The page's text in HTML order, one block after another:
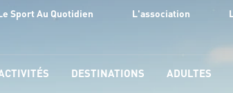
Sport Au Quotidien L'association
DESTINATIONS ADULTES